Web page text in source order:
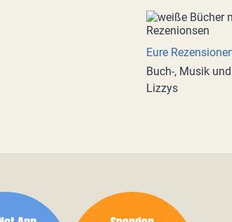
Eure
Buch-, Musik
Lizzys